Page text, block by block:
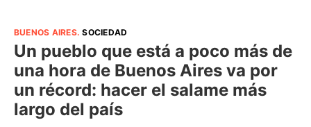
BUENOS AIRES.SOCIEDAD
Un pueblo que está a poco más de
una hora de Buenos Aires va por
un récord: hacer el salame más
largo del país